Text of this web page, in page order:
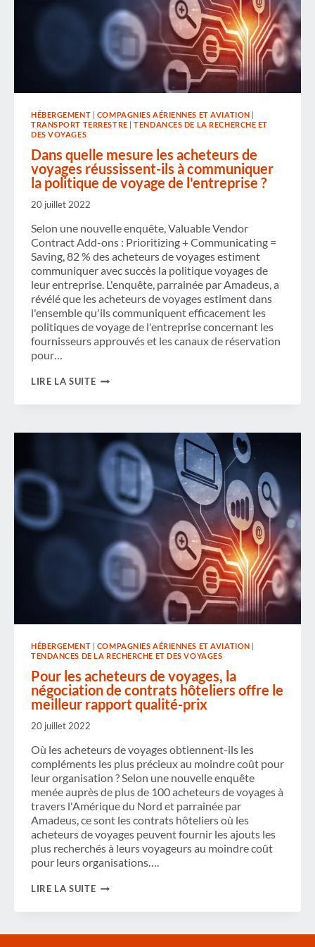
PARTICIPANTS
HÉBERGEMENT | COMPAGNIES AÉRIENNES ET AVIATION |
TRANSPORT TERRESTRE |TENDANCES DE LA RECHERCHE ET
DES VOYAGES
Dans quelle mesure les acheteurs de
voyages réussissent-ils à communiquer
la politique de voyage de l'entreprise ?
20 juillet 2022
Selon une nouvelle enquête, Valuable Vendor
Contract Add-ons : Prioritizing + Communicating =
Saving, 82 % des acheteurs de voyages estiment
communiquer avec succès la politique voyages de
leur entreprise. L'enquête, parrainée par Amadeus, a
révélé que les acheteurs de voyages estiment dans
l'ensemble qu'ils communiquent efficacement les
politiques de voyage de l'entreprise concernant les
fournisseurs approuvés et les canaux de réservation
pour…
LIRE LA SUITEDANS
DE
VOYAGES
RÉUSSISSENT-
À
COMMUNIQUER
POLITIQUE
DE
L'ENTREPRISE ?
HÉBERGEMENT | COMPAGNIES AÉRIENNES ET AVIATION |
TENDANCES DE LA RECHERCHE ET DES VOYAGES
Pour les acheteurs de voyages, la
négociation de contrats hôteliers offre le
meilleur rapport qualité-prix
20 juillet 2022
Où les acheteurs de voyages obtiennent-ils les
compléments les plus précieux au moindre coût pour
leur organisation ? Selon une nouvelle enquête
menée auprès de plus de 100 acheteurs de voyages à
travers l'Amérique du Nord et parrainée par
Amadeus, ce sont les contrats hôteliers où les
acheteurs de voyages peuvent fournir les ajouts les
plus recherchés à leurs voyageurs au moindre coût
pour leurs organisations….
LIRE LA SUITEPOUR